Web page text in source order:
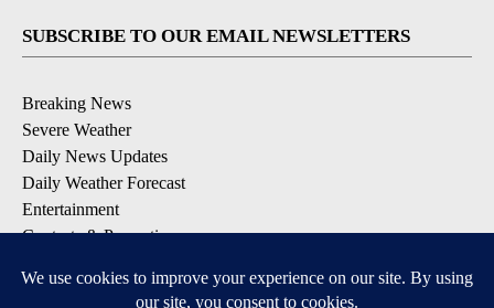
SUBSCRIBE TO OUR EMAIL NEWSLETTERS
Breaking News
Severe Weather
Daily News Updates
Daily Weather Forecast
Entertainment
Contests & Promotions
DOWNLOAD OUR APPS